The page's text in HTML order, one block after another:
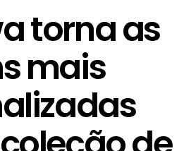
torna as
mais